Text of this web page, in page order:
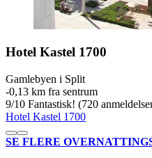
Hotel Kastel 1700
Gamlebyen i Split
‐0,13 km fra sentrum
9/10 Fantastisk! (720
Hotel Kastel 1700
SE FLERE